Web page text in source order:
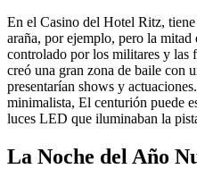
En el Casino del Hotel Ritz, tiene
araña, por ejemplo, pero la mitad
controlado por los militares y las
creó una gran zona de baile con
presentarían shows y
minimalista, El centurión puede
luces LED que iluminaban la
La Noche del Año